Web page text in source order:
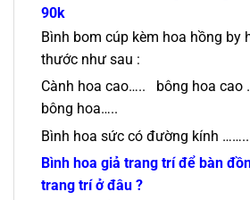
90k
Bình bom cúp kèm hoa hồng by
thước như sau :
Cành hoa cao….. bông hoa cao
bông hoa…..
Bình hoa sức có đường kính
Bình hoa giả trang trí để bàn
trang trí ở đâu ?